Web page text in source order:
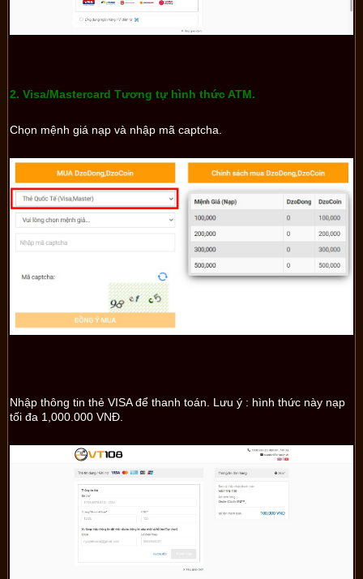
2. Visa/Mastercard Tương tự hình thức ATM.
Chọn mệnh giá nạp và nhập mã captcha.
Nhập thông tin thẻ VISA để thanh toán. Lưu ý : hình thức này nạp
tối đa 1,000.000 VNĐ.